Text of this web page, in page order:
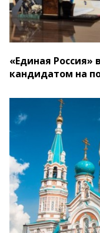
«Единая Россия»
кандидатом на